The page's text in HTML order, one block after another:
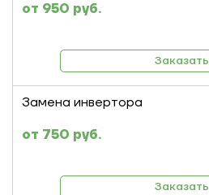
950 руб.
Заказать
Замена инвертора
750 руб.
Заказать